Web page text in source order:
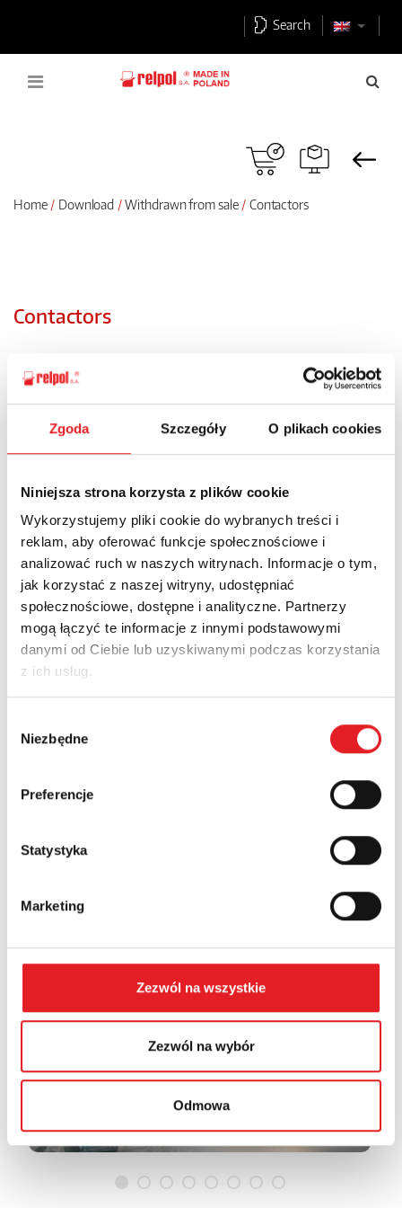
Zgoda Szczegóły O plikach cookies
Niniejsza strona korzysta z plików cookie
Wykorzystujemy pliki cookie do wybranych treści i
reklam, aby oferować funkcje społecznościowe i
analizować ruch w naszych witrynach. Informacje o tym,
jak korzystać z naszej witryny, udostępniać
społecznościowe, dostępne i analityczne. Partnerzy
mogą łączyć te informacje z innymi podstawowymi
danymi od Ciebie lub uzyskiwanymi podczas korzystania
z ich usług.
zgody
Niezbędne
Preferencje
Statystyka
Marketing
Zezwól na wszystkie
Zezwól na wybór
Odmowa
Search
Home Download Withdrawn from sale Contactors
Contactors
Download PDF
Contactors over 100 A - CRLI110, CRLI140, CRLI170,
Download PDF
Contactors up to 100 A - CRNI09, CRNI12, CRNI16,
CRNI22, CRNI32, CRNI38, CRNI45, CRNI63, CRNI75,
CRNI85
Download PDF
Minicontactors up to 100 A - CRMI05, CRMI09
Download PDF
Thermal overload relays RSTM, RSTN, RSTL